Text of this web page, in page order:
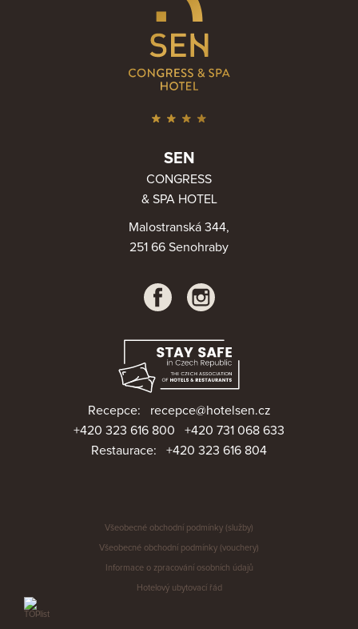
SEN
CONGRESS
& SPA HOTEL
Malostranská 344,
251 66 Senohraby
Recepce: recepce@hotelsen.cz
+420 323 616 800
+420 731 068 633
Restaurace: +420 323 616 804
Všeobecné obchodní podmínky (služby)
Všeobecné obchodní podmínky (vouchery)
Informace o zpracování osobních údajů
Hotelový ubytovací řád